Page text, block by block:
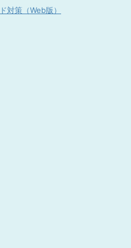
対策（Web版）